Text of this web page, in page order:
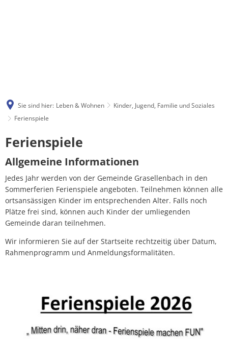
Sie sind hier: Leben & Wohnen
Kinder, Jugend, Familie und Soziales
Ferienspiele
Ferienspiele
Ferienspiele
Allgemeine Informationen
Jedes Jahr werden von der Gemeinde Grasellenbach in den
Sommerferien Ferienspiele angeboten. Teilnehmen können alle
ortsansässigen Kinder im entsprechenden Alter. Falls noch
Plätze frei sind, können auch Kinder der umliegenden
Gemeinde daran teilnehmen.
Wir informieren Sie auf der Startseite rechtzeitig über Datum,
Rahmenprogramm und Anmeldungsformalitäten.